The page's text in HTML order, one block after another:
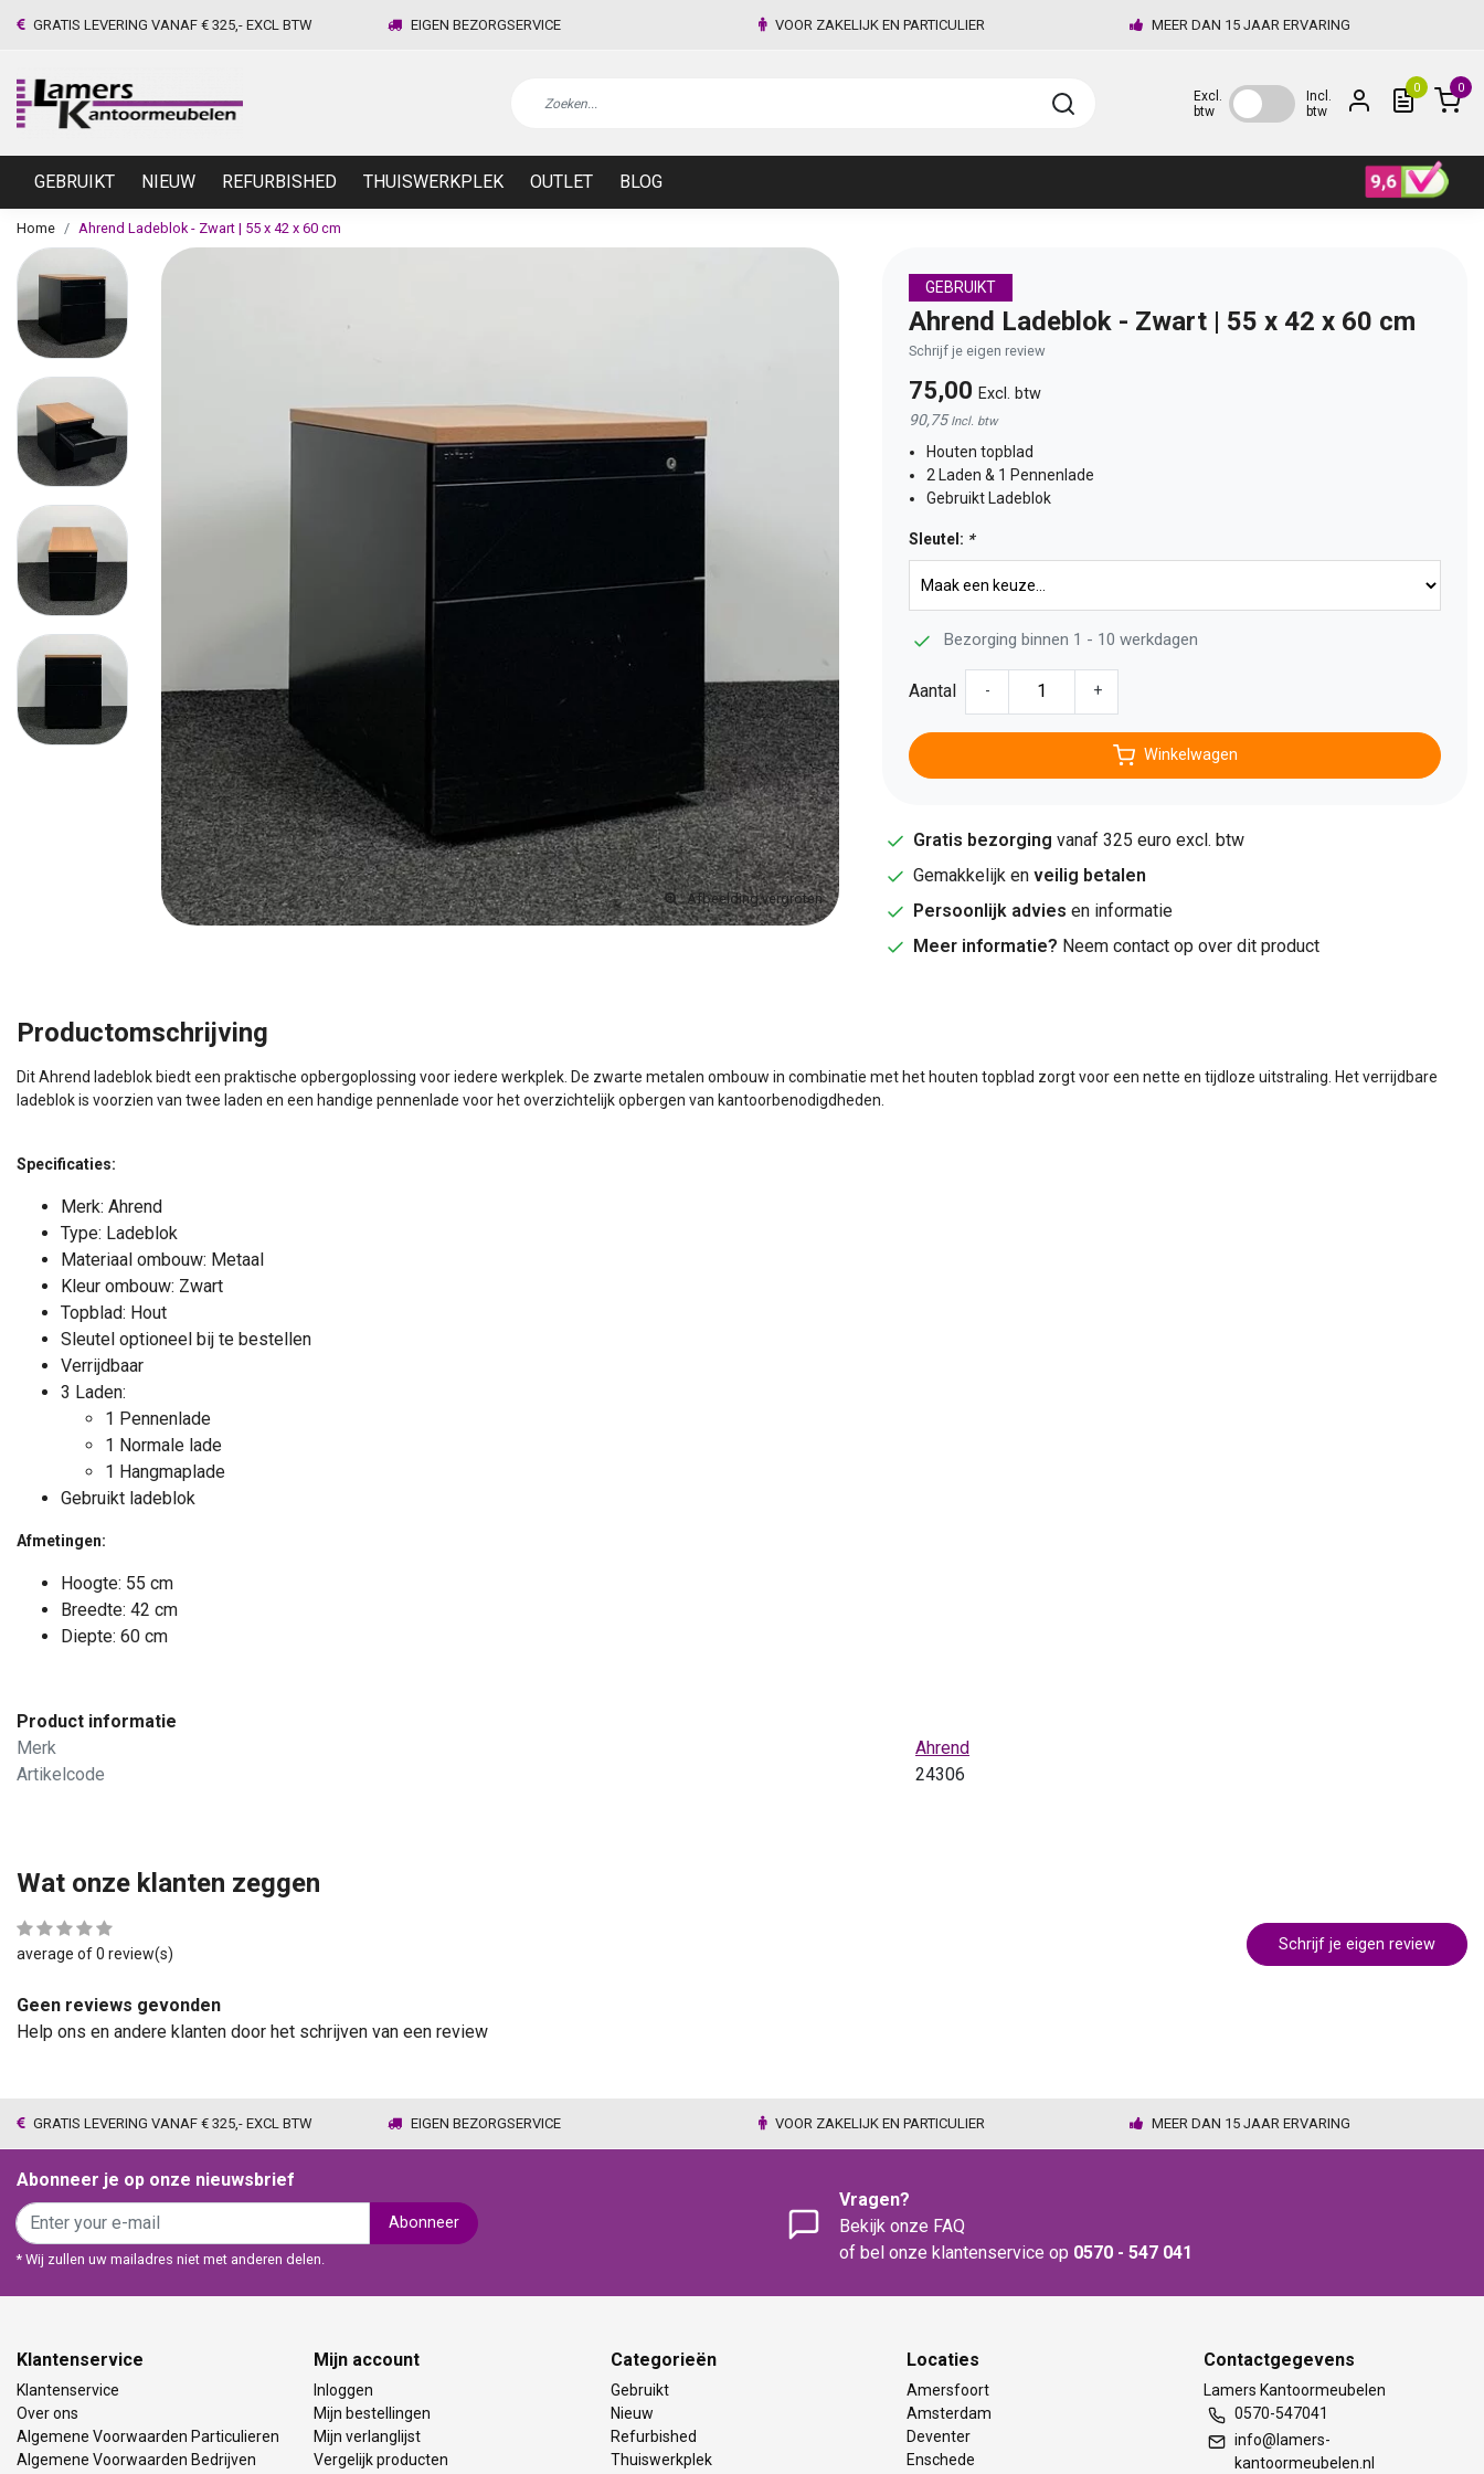
GRATIS LEVERING VANAF € 325,- EXCL BTW EIGEN BEZORGSERVICE VOOR ZAKELIJK EN PARTICULIER MEER DAN 15 JAAR ERVARING
Excl.
btw
Incl.
btw
0 0
GEBRUIKT NIEUW REFURBISHED THUISWERKPLEK OUTLET BLOG
Home Ahrend Ladeblok - Zwart | 55 x 42 x 60 cm
Afbeelding vergroten
GEBRUIKT
Ahrend Ladeblok - Zwart | 55 x 42 x 60 cm
Schrijf je eigen review
75,00 Excl. btw
90,75Incl. btw
Houten topblad
2 Laden & 1 Pennenlade
Gebruikt Ladeblok
Sleutel: *
Bezorging binnen 1 - 10 werkdagen
Aantal - +
Winkelwagen
Gratis bezorging vanaf 325 euro excl. btw
Gemakkelijk en veilig betalen
Persoonlijk advies en informatie
Meer informatie? Neem contact op over dit product
Productomschrijving
Dit Ahrend ladeblok biedt een praktische opbergoplossing voor iedere werkplek. De zwarte metalen ombouw in combinatie met het houten topblad zorgt voor een nette en tijdloze uitstraling. Het verrijdbare
ladeblok is voorzien van twee laden en een handige pennenlade voor het overzichtelijk opbergen van kantoorbenodigdheden.
Specificaties:
Merk: Ahrend
Type: Ladeblok
Materiaal ombouw: Metaal
Kleur ombouw: Zwart
Topblad: Hout
Sleutel optioneel bij te bestellen
Verrijdbaar
3 Laden:
1 Pennenlade
1 Normale lade
1 Hangmaplade
Gebruikt ladeblok
Afmetingen:
Hoogte: 55 cm
Breedte: 42 cm
Diepte: 60 cm
Product informatie
Merk
Ahrend
Artikelcode
24306
Wat onze klanten zeggen
average of 0 review(s) Schrijf je eigen review
Geen reviews gevonden
Help ons en andere klanten door het schrijven van een review
GRATIS LEVERING VANAF € 325,- EXCL BTW EIGEN BEZORGSERVICE VOOR ZAKELIJK EN PARTICULIER MEER DAN 15 JAAR ERVARING
Abonneer je op onze nieuwsbrief
Abonneer
* Wij zullen uw mailadres niet met anderen delen.
Vragen?
Bekijk onze FAQ
of bel onze klantenservice op 0570 - 547 041
Klantenservice
Klantenservice
Over ons
Algemene Voorwaarden Particulieren
Algemene Voorwaarden Bedrijven
Mijn account
Inloggen
Mijn bestellingen
Mijn verlanglijst
Vergelijk producten
Categorieën
Gebruikt
Nieuw
Refurbished
Thuiswerkplek
Locaties
Amersfoort
Amsterdam
Deventer
Enschede
Contactgegevens
Lamers Kantoormeubelen
0570-547041
info@lamers-
kantoormeubelen.nl